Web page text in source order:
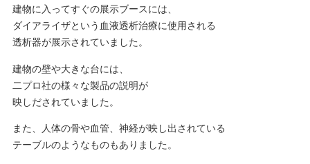
建物に入ってすぐの展示ブースには、
ダイアライザという血液透析治療に使用される
透析器が展示されていました。
建物の壁や大きな台には、
二プロ社の様々な製品の説明が
映しだされていました。
また、人体の骨や血管、神経が映し出されている
テーブルのようなものもありました。